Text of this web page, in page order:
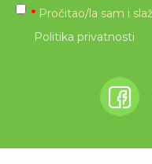
* Pročitao/la sam i
Politika privatnosti